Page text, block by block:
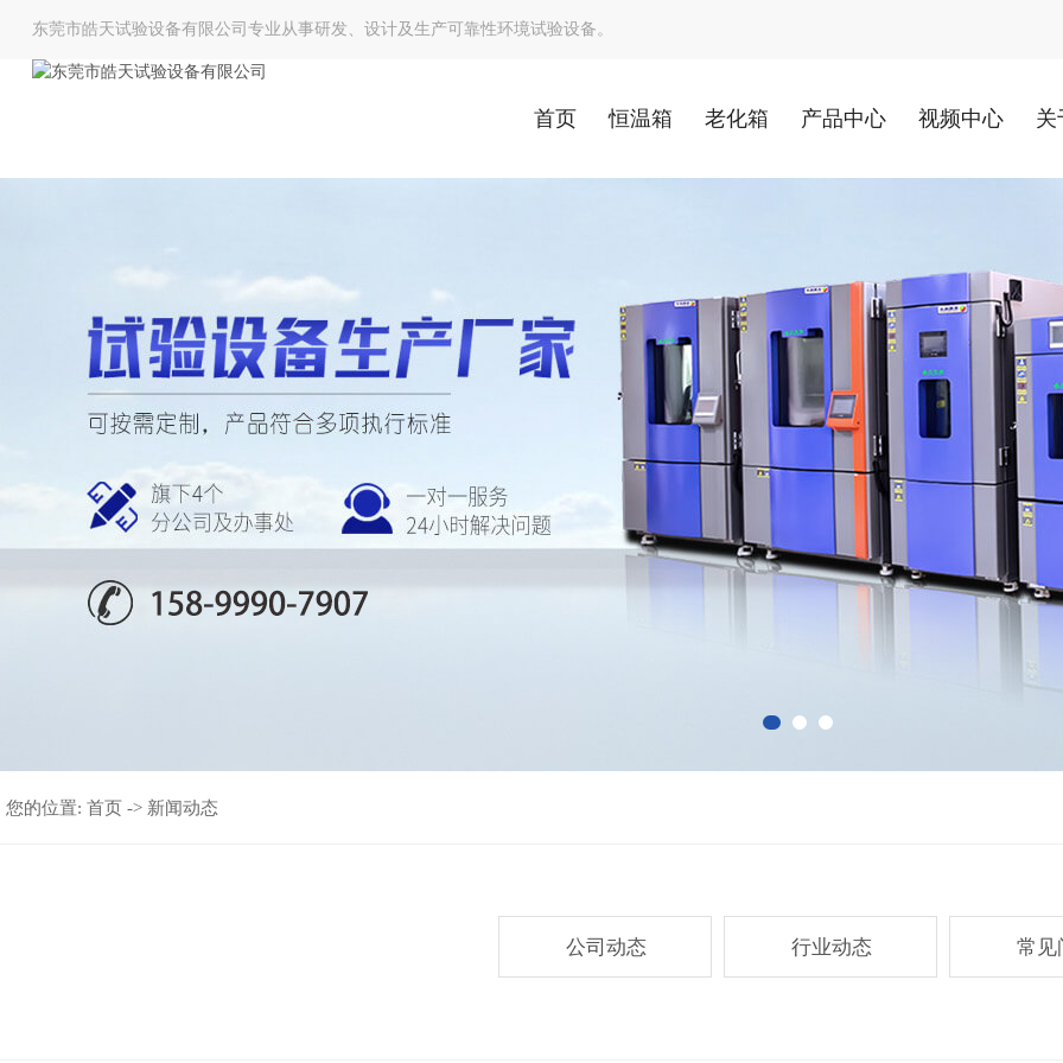
东莞市皓天试验设备有限公司专业从事研发、设计及生产可靠性环境试验设备。
首页 恒温箱 老化箱 产品中心 视频中心 关
您的位置: 首页 -> 新闻动态
公司动态 行业动态 常见